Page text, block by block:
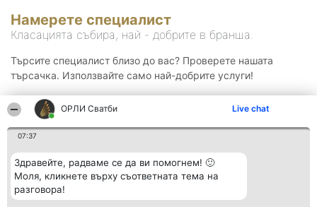
ОРЛИ Сватби Live chat
07:37
Здравейте, радваме се да ви помогнем! 🙂
Моля, кликнете върху съответната тема на
разговора!
Намерете специалист
Класацията събира, най - добрите в бранша.
Търсите специалист близо до вас? Проверете нашата
търсачка. Използвайте само най-добрите услуги!